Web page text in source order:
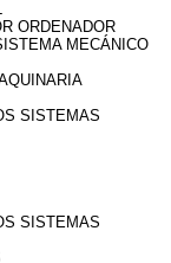
ORDENADOR
MECÁNICO
SISTEMAS
SISTEMAS